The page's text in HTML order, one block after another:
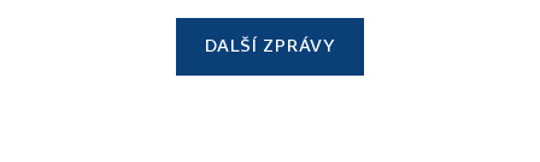
DALŠÍ ZPRÁVY